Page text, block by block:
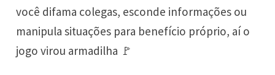
você difama colegas, esconde informações ou
manipula situações para benefício próprio, aí o
jogo virou armadilha 🚩